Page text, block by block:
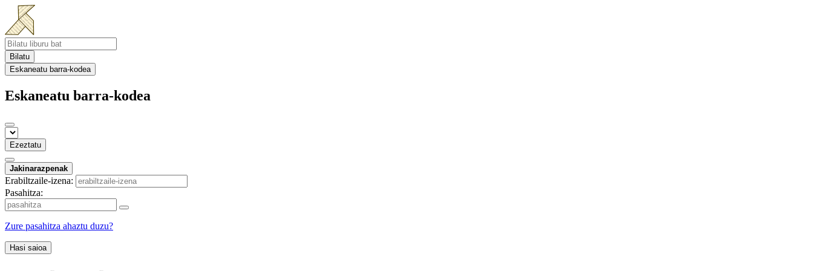
Bilatu
Eskaneatu barra-kodea
Eskaneatu barra-kodea
Ezeztatu
Jakinarazpenak
Erabiltzaile-izena:
Pasahitza:
Zure pasahitza ahaztu duzu?
Hasi saioa